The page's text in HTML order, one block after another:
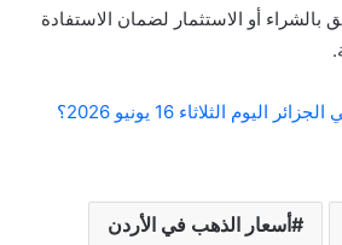
بالشراء أو الاستثمار لضمان الاستفادة
كم بلغت أسعار الذهب في الجزائر اليوم الثلاثاء 16 يونيو 2026؟
أسعار الذهب في الأردن